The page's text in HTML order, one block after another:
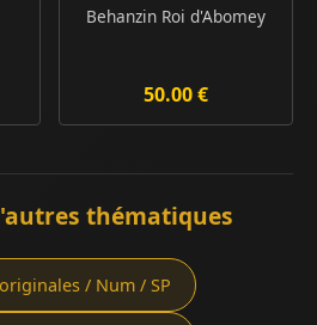
Behanzin Roi d'Abomey
50.00 €
thématiques
/ Num / SP